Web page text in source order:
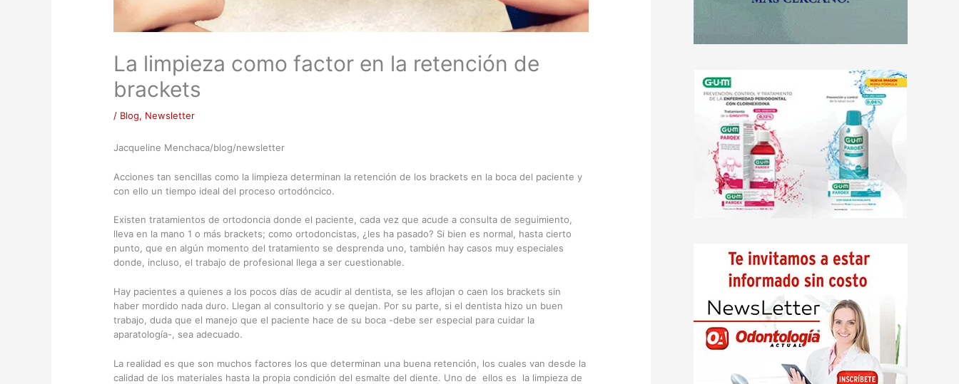
La limpieza como factor en la retención de
brackets
/ Blog, Newsletter
Jacqueline Menchaca/blog/newsletter
Acciones tan sencillas como la limpieza determinan la retención de los brackets en la boca del paciente y
con ello un tiempo ideal del proceso ortodóncico.
Existen tratamientos de ortodoncia donde el paciente, cada vez que acude a consulta de seguimiento,
lleva en la mano 1 o más brackets; como ortodoncistas, ¿les ha pasado? Si bien es normal, hasta cierto
punto, que en algún momento del tratamiento se desprenda uno, también hay casos muy especiales
donde, incluso, el trabajo de profesional llega a ser cuestionable.
Hay pacientes a quienes a los pocos días de acudir al dentista, se les aflojan o caen los brackets sin
haber mordido nada duro. Llegan al consultorio y se quejan. Por su parte, si el dentista hizo un buen
trabajo, duda que el manejo que el paciente hace de su boca -debe ser especial para cuidar la
aparatología-, sea adecuado.
La realidad es que son muchos factores los que determinan una buena retención, los cuales van desde la
calidad de los materiales hasta la propia condición del esmalte del diente. Uno de ellos es la limpieza de